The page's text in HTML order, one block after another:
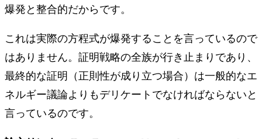
爆発と整合的だからです。
これは実際の方程式が爆発することを言っているので
はありません。証明戦略の全族が行き止まりであり、
最終的な証明（正則性が成り立つ場合）は一般的なエ
ネルギー議論よりもデリケートでなければならないと
言っているのです。